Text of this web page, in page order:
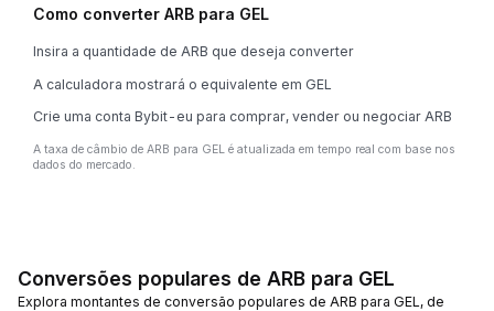
Como converter ARB para GEL
Insira a quantidade de ARB que deseja converter
A calculadora mostrará o equivalente em GEL
Crie uma conta Bybit-eu para comprar, vender ou negociar ARB
A taxa de câmbio de ARB para GEL é atualizada em tempo real com base nos
dados do mercado.
Conversões populares de ARB para GEL
Explora montantes de conversão populares de ARB para GEL, de